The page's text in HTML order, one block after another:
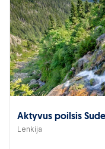
Aktyvus poilsis
Lenkija